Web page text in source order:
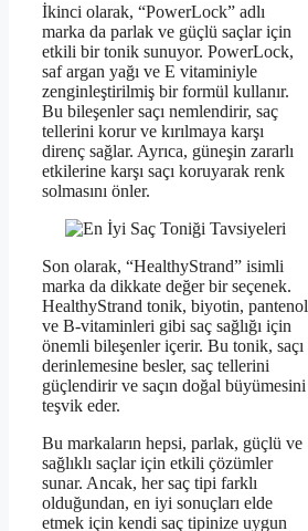
İkinci olarak, “PowerLock” adlı
marka da parlak ve güçlü saçlar için
etkili bir tonik sunuyor. PowerLock,
saf argan yağı ve E vitaminiyle
zenginleştirilmiş bir formül kullanır.
Bu bileşenler saçı nemlendirir, saç
tellerini korur ve kırılmaya karşı
direnç sağlar. Ayrıca, güneşin zararlı
etkilerine karşı saçı koruyarak renk
solmasını önler.
Son olarak, “HealthyStrand” isimli
marka da dikkate değer bir seçenek.
HealthyStrand tonik, biyotin, pantenol
ve B-vitaminleri gibi saç sağlığı için
önemli bileşenler içerir. Bu tonik, saçı
derinlemesine besler, saç tellerini
güçlendirir ve saçın doğal büyümesini
teşvik eder.
Bu markaların hepsi, parlak, güçlü ve
sağlıklı saçlar için etkili çözümler
sunar. Ancak, her saç tipi farklı
olduğundan, en iyi sonuçları elde
etmek için kendi saç tipinize uygun